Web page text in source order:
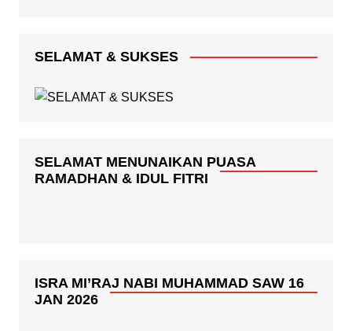
SELAMAT & SUKSES
SELAMAT MENUNAIKAN PUASA
RAMADHAN & IDUL FITRI
ISRA MI’RAJ NABI MUHAMMAD SAW 16
JAN 2026